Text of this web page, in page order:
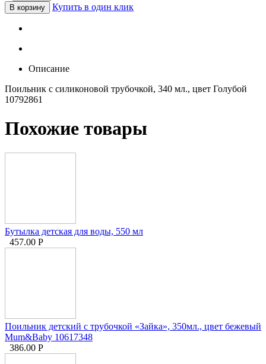
В корзину Купить в один клик
Описание
Поильник с силиконовой трубочкой, 340 мл., цвет Голубой
10792861
Похожие товары
Бутылка детская для воды, 550 мл
457.00 Р
Поильник детский с трубочкой «Зайка», 350мл., цвет бежевый
Mum&Baby 10617348
386.00 Р